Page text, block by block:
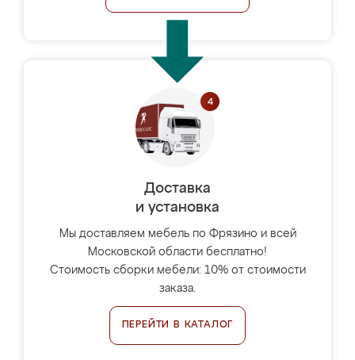
Доставка
и установка
Мы доставляем мебель по Фрязино и всей
Московской области бесплатно!
Стоимость сборки мебели: 10% от стоимости
заказа.
ПЕРЕЙТИ В КАТАЛОГ